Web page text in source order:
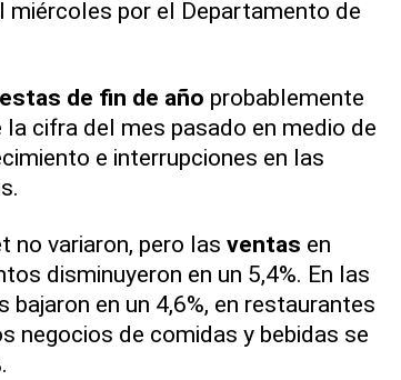
miércoles por el Departamento de
de fin de año probablemente
cifra del mes pasado en medio de
e interrupciones en las
no variaron, pero las ventas en
disminuyeron en un 5,4%. En las
en un 4,6%, en restaurantes
negocios de comidas y bebidas se